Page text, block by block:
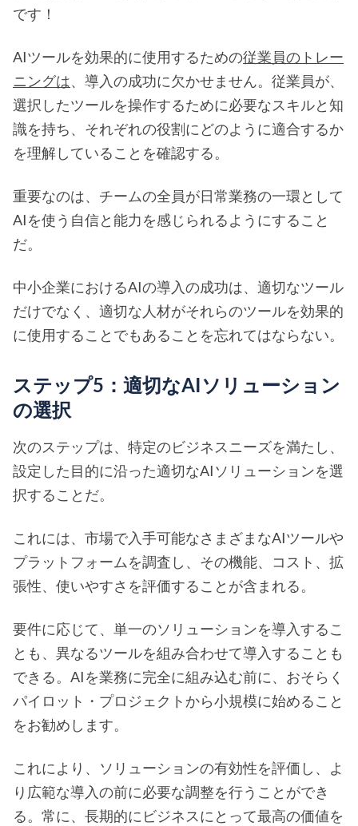
です！
AIツールを効果的に使用するための従業員のトレー
ニングは、導入の成功に欠かせません。従業員が、
選択したツールを操作するために必要なスキルと知
識を持ち、それぞれの役割にどのように適合するか
を理解していることを確認する。
重要なのは、チームの全員が日常業務の一環として
AIを使う自信と能力を感じられるようにすること
だ。
中小企業におけるAIの導入の成功は、適切なツール
だけでなく、適切な人材がそれらのツールを効果的
に使用することでもあることを忘れてはならない。
ステップ5：適切なAIソリューション
の選択
次のステップは、特定のビジネスニーズを満たし、
設定した目的に沿った適切なAIソリューションを選
択することだ。
これには、市場で入手可能なさまざまなAIツールや
プラットフォームを調査し、その機能、コスト、拡
張性、使いやすさを評価することが含まれる。
要件に応じて、単一のソリューションを導入するこ
とも、異なるツールを組み合わせて導入することも
できる。AIを業務に完全に組み込む前に、おそらく
パイロット・プロジェクトから小規模に始めること
をお勧めします。
これにより、ソリューションの有効性を評価し、よ
り広範な導入の前に必要な調整を行うことができ
る。常に、長期的にビジネスにとって最高の価値を